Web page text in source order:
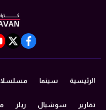
الرئيسية سينما مسلسلات
تقارير سوشيال ريلز